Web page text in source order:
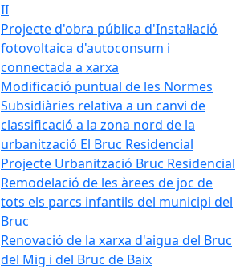
II
Projecte d'obra pública d'Instal·lació
fotovoltaica d'autoconsum i
connectada a xarxa
Modificació puntual de les Normes
Subsidiàries relativa a un canvi de
classificació a la zona nord de la
urbanització El Bruc Residencial
Projecte Urbanització Bruc Residencial
Remodelació de les àrees de joc de
tots els parcs infantils del municipi del
Bruc
Renovació de la xarxa d'aigua del Bruc
del Mig i del Bruc de Baix